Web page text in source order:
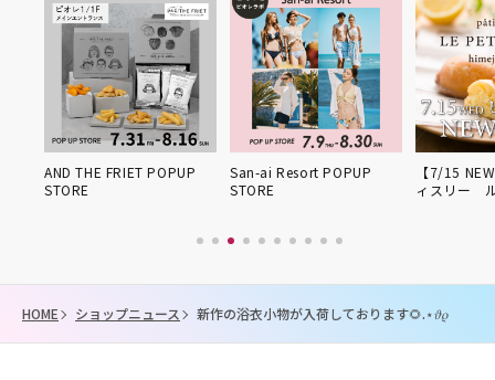
AND THE FRIET POPUP
STORE
San-ai Resort POPUP
STORE
【7/15
ィスリー
HOME ショップニュース 新作の浴衣小物が入荷しております🌻.⋆𝜗𝜚